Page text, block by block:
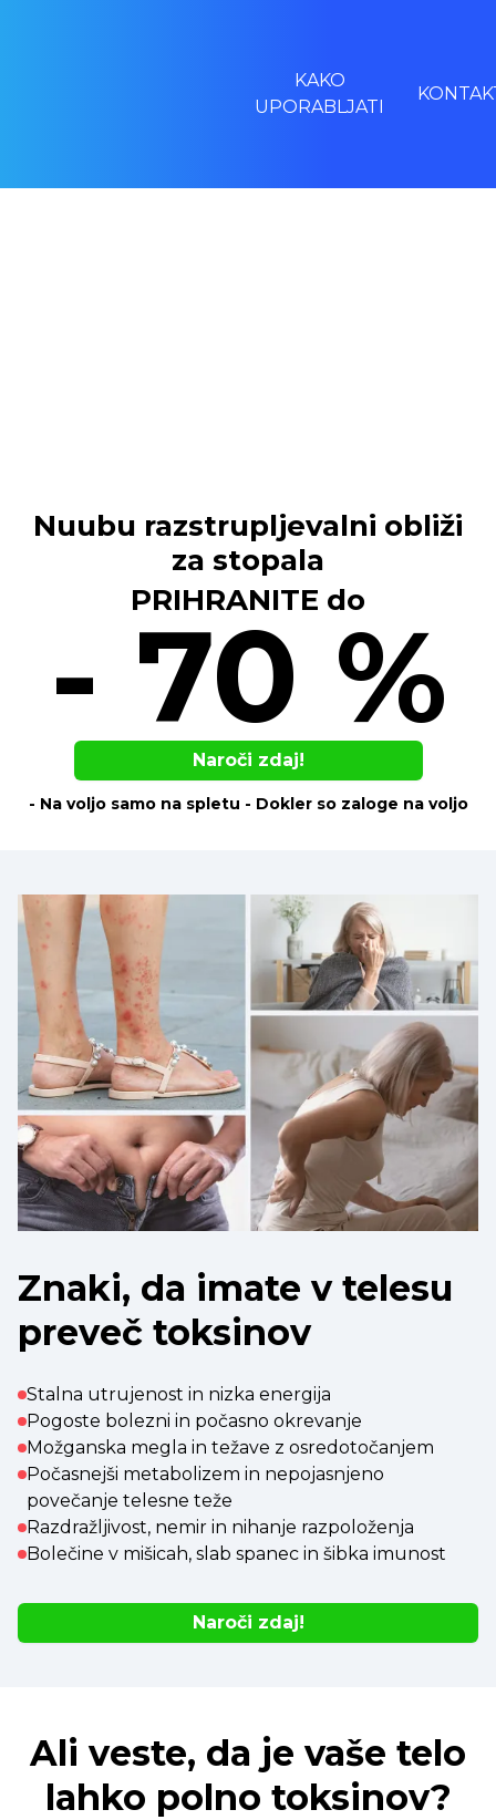
KAKO
UPORABLJATI
Nuubu razstrupljevalni obliži
za stopala
PRIHRANITE do
- 70 %
Naroči zdaj!
- Na voljo samo na spletu - Dokler so zaloge na voljo
Znaki, da imate v telesu
preveč toksinov
Stalna utrujenost in nizka energija
Pogoste bolezni in počasno okrevanje
Možganska megla in težave z osredotočanjem
Počasnejši metabolizem in nepojasnjeno
povečanje telesne teže
Razdražljivost, nemir in nihanje razpoloženja
Bolečine v mišicah, slab spanec in šibka imunost
Naroči zdaj!
Ali veste, da je vaše telo
lahko polno toksinov?